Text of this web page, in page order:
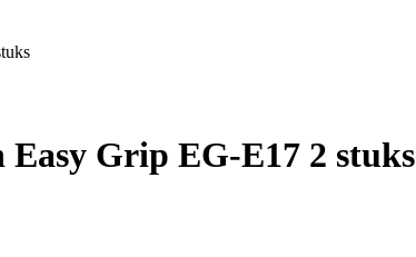
Grip EG-E17 2 stuks